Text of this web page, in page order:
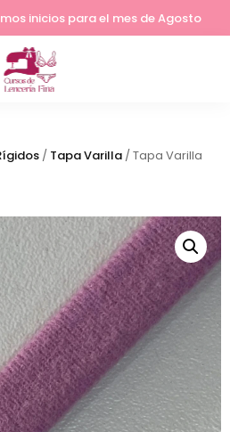
a otro nivel
/ Tapa Varilla / Tapa Varilla